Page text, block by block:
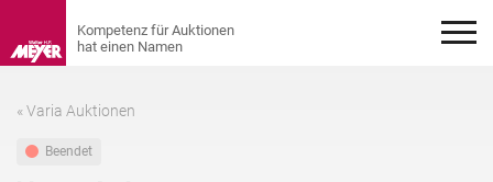
« Varia Auktionen
Beendet